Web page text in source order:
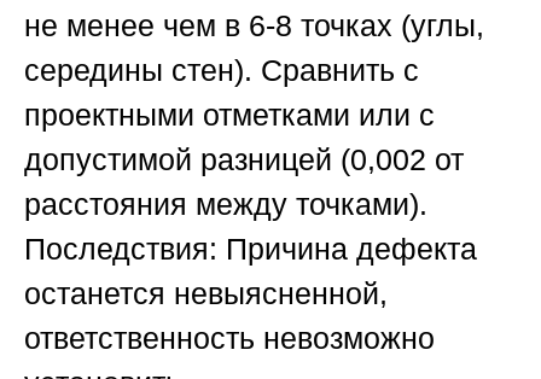
не менее чем в 6-8 точках (углы,
середины стен). Сравнить с
проектными отметками или с
допустимой разницей (0,002 от
расстояния между точками).
Последствия: Причина дефекта
останется невыясненной,
ответственность невозможно